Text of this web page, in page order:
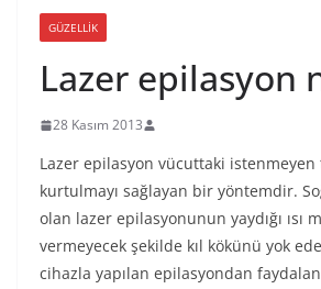
GÜZELLIK
Lazer epilasyon
28 Kasım 2013
Lazer epilasyon vücuttaki
kurtulmayı sağlayan bir yöntemdir.
olan lazer epilasyonunun yaydığı ısı
vermeyecek şekilde kıl kökünü yok
cihazla yapılan epilasyondan